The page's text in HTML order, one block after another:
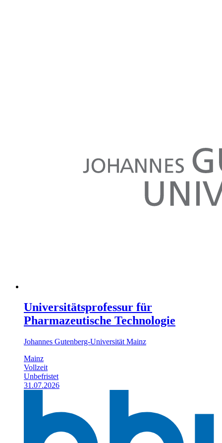
Universitätsprofessur für
Pharmazeutische Technologie
Johannes Gutenberg-Universität Mainz
Mainz
Vollzeit
Unbefristet
31.07.2026